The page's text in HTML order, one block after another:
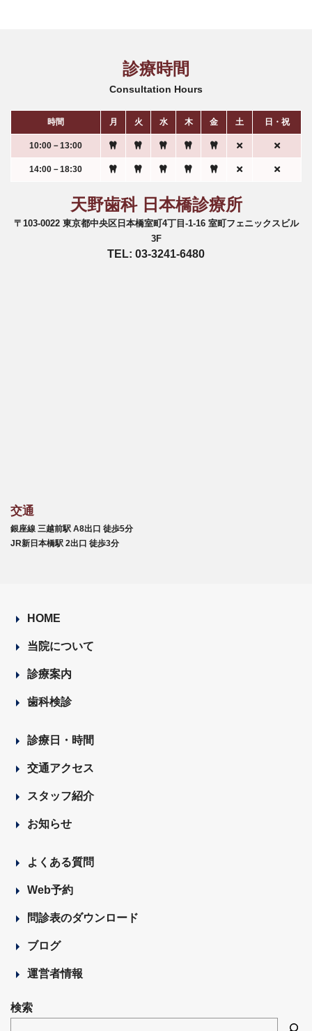
診療時間
Consultation Hours
時間 月 火 水 木 金 土 日・祝
10:00－13:00
14:00－18:30
天野歯科 日本橋診療所
〒103-0022 東京都中央区日本橋室町4丁目-1-16 室町フェニックスビル
3F
TEL: 03-3241-6480
交通
銀座線 三越前駅 A8出口 徒歩5分
JR新日本橋駅 2出口 徒歩3分
HOME
当院について
診療案内
歯科検診
診療日・時間
交通アクセス
スタッフ紹介
お知らせ
よくある質問
Web予約
問診表のダウンロード
ブログ
運営者情報
検索